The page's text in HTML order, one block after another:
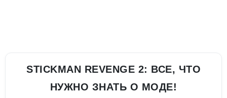
STICKMAN REVENGE 2: ВСЕ, ЧТО
НУЖНО ЗНАТЬ О МОДЕ!